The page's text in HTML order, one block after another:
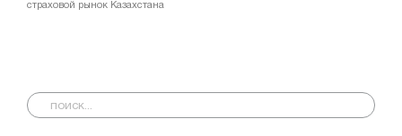
страховой рынок Казахстана